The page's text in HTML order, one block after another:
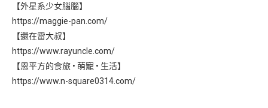
【外星系少女腦腦】
https://maggie-pan.com/
【還在雷大叔】
https://www.rayuncle.com/
【恩平方的食旅 • 萌寵 • 生活】
https://www.n-square0314.com/